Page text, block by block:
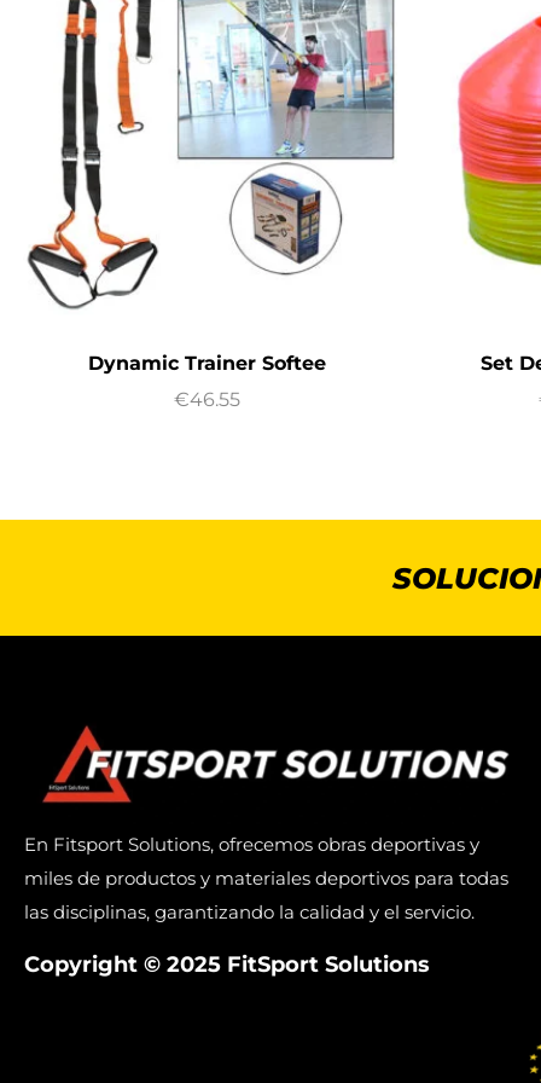
Dynamic Trainer Softee
€46.55
Set
En Fitsport Solutions, ofrecemos obras deportivas y
miles de productos y materiales deportivos para todas
las disciplinas, garantizando la calidad y el servicio.
Copyright © 2025 FitSport Solutions